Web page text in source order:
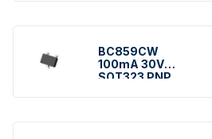
BC859CW
100mA 30V
SOT323 PNP